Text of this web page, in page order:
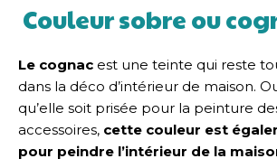
Couleur sobre ou
Le cognac est une teinte qui reste
dans la déco d’intérieur de maison.
qu’elle soit prisée pour la peinture
accessoires, cette couleur est
pour peindre l’intérieur de la